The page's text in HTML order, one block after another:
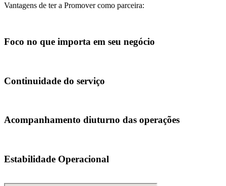
Vantagens de ter a Promover como parceira:
Foco no que importa em seu negócio
Continuidade do serviço
Acompanhamento diuturno das operações
Estabilidade Operacional